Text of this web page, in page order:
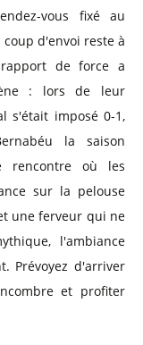
vous fixé au
d'envoi reste à
de force a
: lors de leur
s'était imposé 0-1,
la saison
rencontre où les
sur la pelouse
une ferveur qui ne
l'ambiance
Prévoyez d'arriver
et profiter